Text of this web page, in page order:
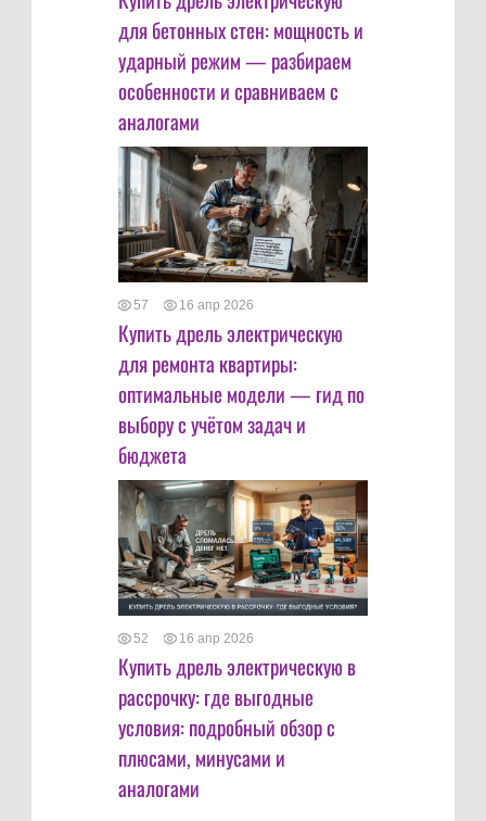
для бетонных стен: мощность и
ударный режим — разбираем
особенности и сравниваем с
аналогами
57 16 апр 2026
Купить дрель электрическую
для ремонта квартиры:
оптимальные модели — гид по
выбору с учётом задач и
бюджета
52 16 апр 2026
Купить дрель электрическую в
рассрочку: где выгодные
условия: подробный обзор с
плюсами, минусами и
аналогами